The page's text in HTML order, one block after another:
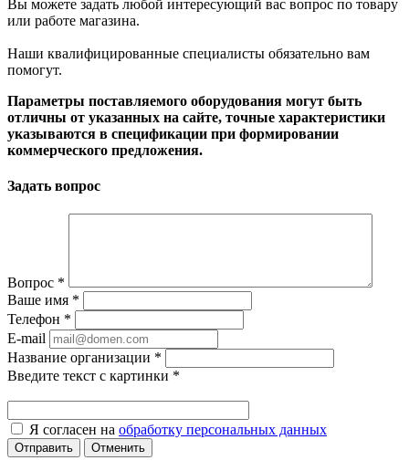
Вы можете задать любой интересующий вас вопрос по товару
или работе магазина.
Наши квалифицированные специалисты обязательно вам
помогут.
Параметры поставляемого оборудования могут быть
отличны от указанных на сайте, точные характеристики
указываются в спецификации при формировании
коммерческого предложения.
Задать вопрос
Вопрос *
Ваше имя *
Телефон *
E-mail
Название организации *
Введите текст с картинки *
Я согласен на обработку персональных данных
Отменить